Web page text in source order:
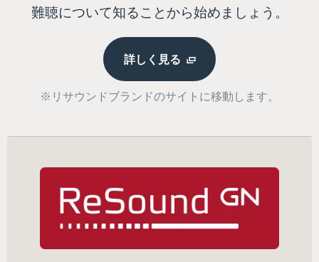
難聴について知ることから始めましょう。
詳しく見る
※リサウンドブランドのサイトに移動します。